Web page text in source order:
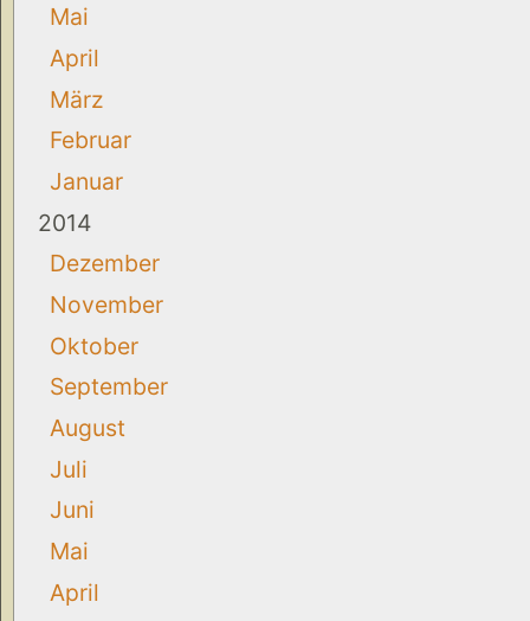
Mai
April
März
Februar
Januar
2014
Dezember
November
Oktober
September
August
Juli
Juni
Mai
April